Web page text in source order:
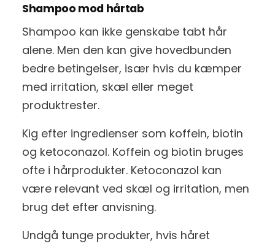
Shampoo mod hårtab
Shampoo kan ikke genskabe tabt hår
alene. Men den kan give hovedbunden
bedre betingelser, især hvis du kæmper
med irritation, skæl eller meget
produktrester.
Kig efter ingredienser som koffein, biotin
og ketoconazol. Koffein og biotin bruges
ofte i hårprodukter. Ketoconazol kan
være relevant ved skæl og irritation, men
brug det efter anvisning.
Undgå tunge produkter, hvis håret